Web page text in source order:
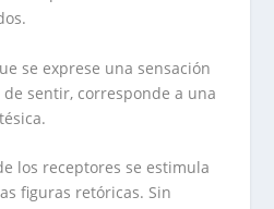
se exprese una sensación
sentir, corresponde a una
los receptores se estimula
figuras retóricas. Sin